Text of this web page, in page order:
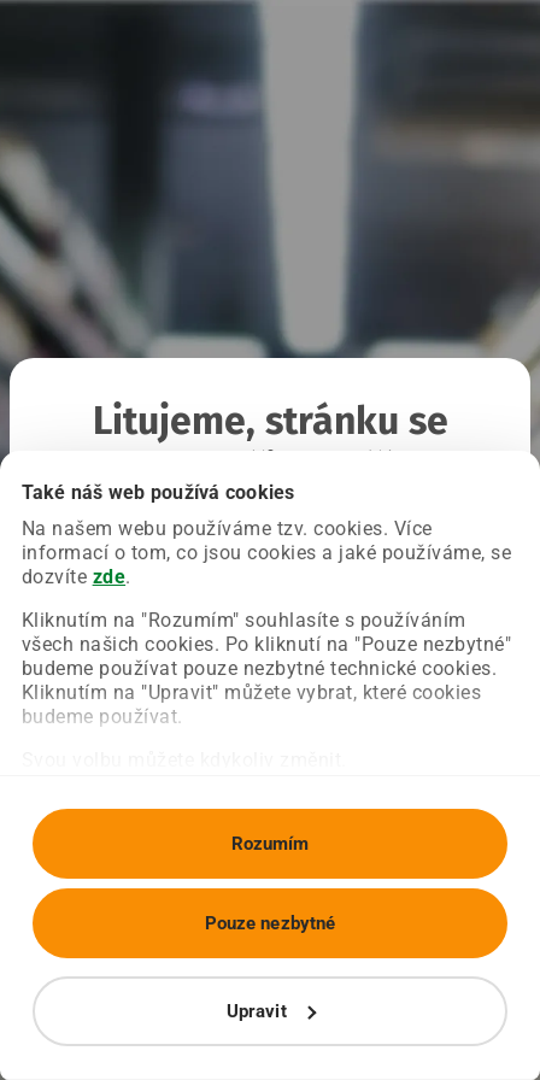
Také náš web používá cookies
Na našem webu používáme tzv. cookies. Více
informací o tom, co jsou cookies a jaké používáme, se
dozvíte zde.
Kliknutím na "Rozumím" souhlasíte s používáním
všech našich cookies. Po kliknutí na "Pouze nezbytné"
budeme používat pouze nezbytné technické cookies.
Kliknutím na "Upravit" můžete vybrat, které cookies
budeme používat.
Rozumím
Upravit
Pouze nezbytné
Litujeme, stránku se
Chyba nastala na naší straně a už ji opravujeme.
Zkuste prosím znovu načíst požadovanou stránku.
Obnovit stránku Úvodní strana